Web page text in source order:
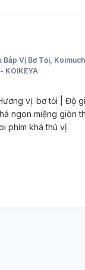
Bắp Vị Bơ Tỏi,
KOIKEYA
vị: bơ tỏi | Độ
ngon miệng giòn
phím khá thú vị